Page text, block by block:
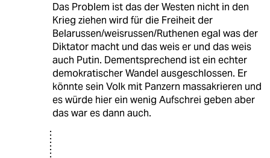
Das Problem ist das der Westen nicht in den
Krieg ziehen wird für die Freiheit der
Belarussen/weisrussen/Ruthenen egal was der
Diktator macht und das weis er und das weis
auch Putin. Dementsprechend ist ein echter
demokratischer Wandel ausgeschlossen. Er
könnte sein Volk mit Panzern massakrieren und
es würde hier ein wenig Aufschrei geben aber
das war es dann auch.